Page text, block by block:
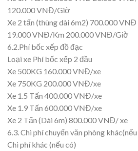
120.000 VNĐ/Giờ
Xe 2 tấn (thùng dài 6m2) 700.000
19.000 VNĐ/Km 200.000 VNĐ/Giờ
6.2.Phí bốc xếp đồ đạc
Loại xe Phí bốc xếp 2 đầu
Xe 500KG 160.000 VNĐ/xe
Xe 750KG 200.000 VNĐ/xe
Xe 1.5 Tấn 400.000 VNĐ/xe
Xe 1.9 Tấn 600.000 VNĐ/xe
Xe 2 Tấn (Dài 6m) 800.000 VNĐ/ xe
6.3. Chi phí chuyển văn phòng
Chi phí khác (nếu có)